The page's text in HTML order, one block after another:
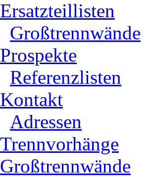
Ersatzteillisten
Großtrennwände
Prospekte
Referenzlisten
Kontakt
Adressen
Trennvorhänge
Großtrennwände